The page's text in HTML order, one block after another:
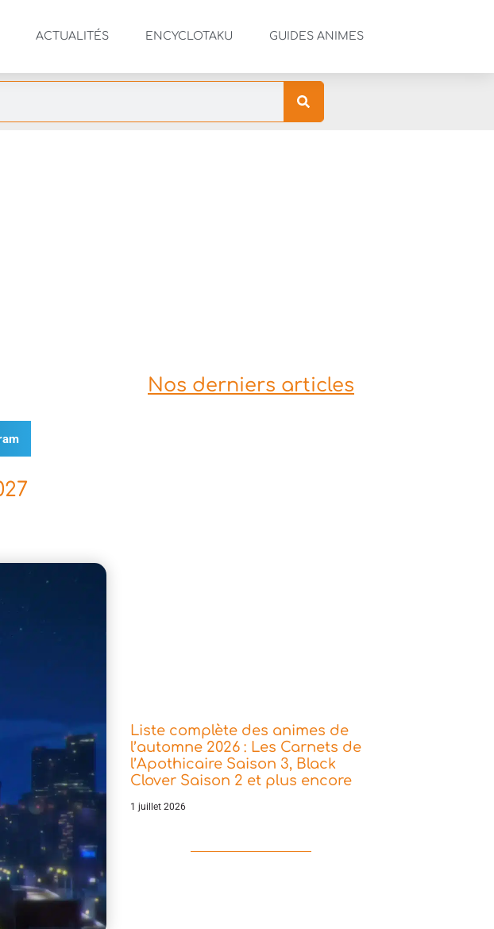
ACTUALITÉS ENCYCLOTAKU GUIDES ANIMES
Nos derniers articles
Liste complète des animes de
l’automne 2026 : Les Carnets de
l’Apothicaire Saison 3, Black
Clover Saison 2 et plus encore
1 juillet 2026